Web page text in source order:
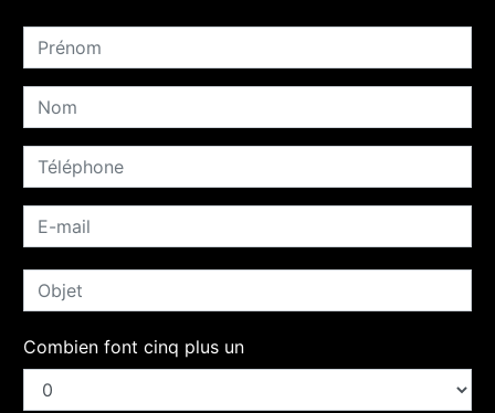
Combien font cinq plus un